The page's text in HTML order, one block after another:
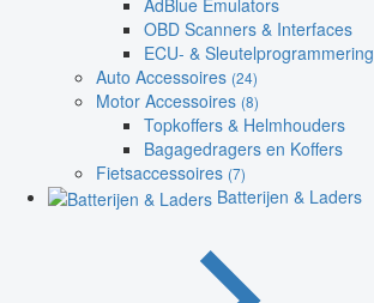
OBD Scanners & Interfaces
ECU- & Sleutelprogrammering
Auto Accessoires (24)
Motor Accessoires (8)
Topkoffers & Helmhouders
Bagagedragers en Koffers
Fietsaccessoires (7)
Batterijen & Laders